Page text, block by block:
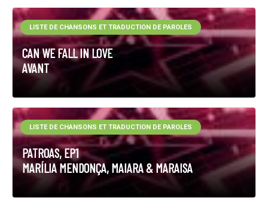
CAN WE FALL IN LOVE
AVANT
LISTE DE CHANSONS ET TRADUCTION DE PAROLES
PATROAS, EP1
MARÍLIA MENDONÇA, MAIARA & MARAISA
LISTE DE CHANSONS ET TRADUCTION DE PAROLES